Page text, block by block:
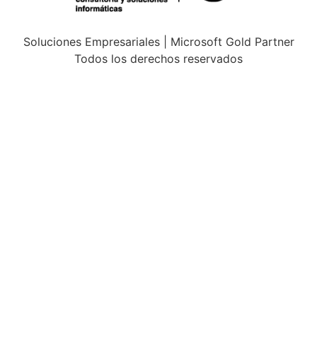
Soluciones Empresariales | Microsoft Gold Partner
Todos los derechos reservados